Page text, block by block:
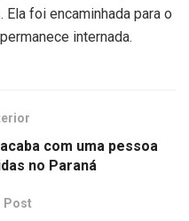
foi encaminhada para o
internada.
com uma pessoa
no Paraná
Post